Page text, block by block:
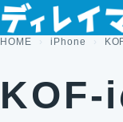
コンテンツへスキッ
HOME iPhone
KOF-